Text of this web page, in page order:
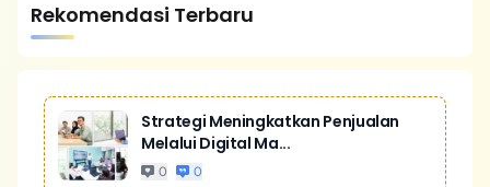
Rekomendasi Terbaru
Strategi Meningkatkan Penjualan
Melalui Digital Ma...
0 0